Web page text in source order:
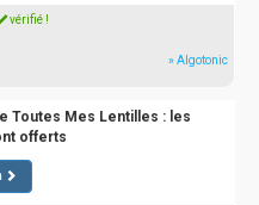
vérifié !
» Algotonic
Toutes Mes Lentilles : les
offerts